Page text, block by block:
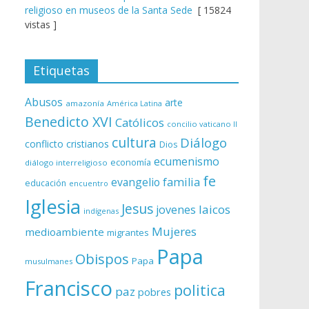
religioso en museos de la Santa Sede [ 15824
vistas ]
Etiquetas
Abusos amazonía América Latina arte
Benedicto XVI Católicos concilio vaticano II
conflicto cristianos cultura Dios Diálogo
diálogo interreligioso economía ecumenismo
educación encuentro evangelio familia fe
Iglesia indígenas Jesus jovenes laicos
medioambiente migrantes Mujeres
musulmanes Obispos Papa Papa
Francisco paz pobres politica